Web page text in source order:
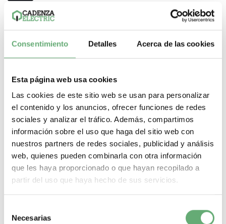
Consentimiento Detalles Acerca de las cookies
Esta página web usa cookies
Las cookies de este sitio web se usan para personalizar
el contenido y los anuncios, ofrecer funciones de redes
sociales y analizar el tráfico. Además, compartimos
información sobre el uso que haga del sitio web con
nuestros partners de redes sociales, publicidad y análisis
web, quienes pueden combinarla con otra información
que les haya proporcionado o que hayan recopilado a
partir del uso que haya hecho de sus servicios.
Necesarias
Separador de polos para iC60, iID, Reflex iC60, iSW-NA -
juego de 10 ref. A9A27001 Schneider Electric [PLAZO 3-6
A9A27001 | IKQ Separador de fases de Schneider Electric